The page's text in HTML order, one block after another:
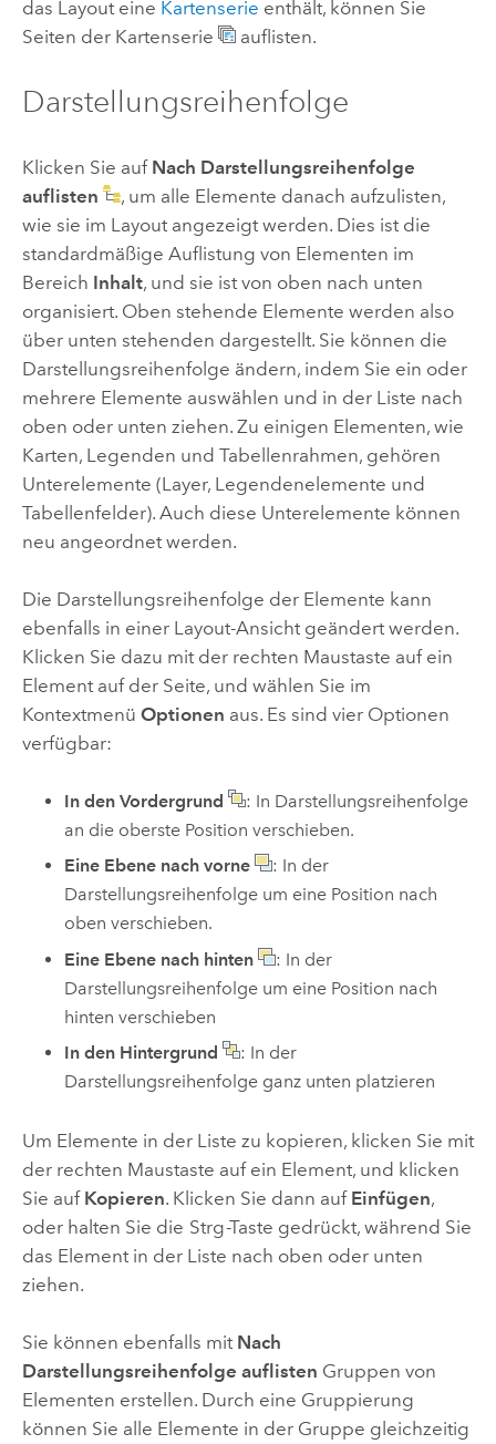
das Layout eine Kartenserie enthält, können Sie
Seiten der Kartenserie
auflisten.
Darstellungsreihenfolge
Klicken Sie auf Nach Darstellungsreihenfolge
auflisten
, um alle Elemente danach aufzulisten,
wie sie im Layout angezeigt werden. Dies ist die
standardmäßige Auflistung von Elementen im
Bereich Inhalt, und sie ist von oben nach unten
organisiert. Oben stehende Elemente werden also
über unten stehenden dargestellt. Sie können die
Darstellungsreihenfolge ändern, indem Sie ein oder
mehrere Elemente auswählen und in der Liste nach
oben oder unten ziehen. Zu einigen Elementen, wie
Karten, Legenden und Tabellenrahmen, gehören
Unterelemente (Layer, Legendenelemente und
Tabellenfelder). Auch diese Unterelemente können
neu angeordnet werden.
Die Darstellungsreihenfolge der Elemente kann
ebenfalls in einer Layout-Ansicht geändert werden.
Klicken Sie dazu mit der rechten Maustaste auf ein
Element auf der Seite, und wählen Sie im
Kontextmenü Optionen aus. Es sind vier Optionen
verfügbar:
In den Vordergrund
: In Darstellungsreihenfolge
an die oberste Position verschieben.
Eine Ebene nach vorne
: In der
Darstellungsreihenfolge um eine Position nach
oben verschieben.
Eine Ebene nach hinten
: In der
Darstellungsreihenfolge um eine Position nach
hinten verschieben
In den Hintergrund
: In der
Darstellungsreihenfolge ganz unten platzieren
Um Elemente in der Liste zu kopieren, klicken Sie mit
der rechten Maustaste auf ein Element, und klicken
Sie auf Kopieren. Klicken Sie dann auf Einfügen,
oder halten Sie die Strg-Taste gedrückt, während Sie
das Element in der Liste nach oben oder unten
ziehen.
Sie können ebenfalls mit Nach
Darstellungsreihenfolge auflisten Gruppen von
Elementen erstellen. Durch eine Gruppierung
können Sie alle Elemente in der Gruppe gleichzeitig